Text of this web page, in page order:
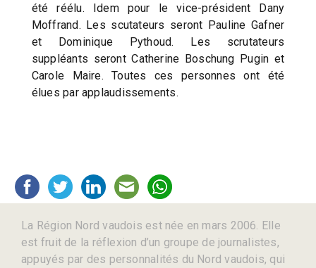
été réélu. Idem pour le vice-président Dany
Moffrand. Les scutateurs seront Pauline Gafner
et Dominique Pythoud. Les scrutateurs
suppléants seront Catherine Boschung Pugin et
Carole Maire. Toutes ces personnes ont été
élues par applaudissements.
La Région Nord vaudois est née en mars 2006. Elle
est fruit de la réflexion d’un groupe de journalistes,
appuyés par des personnalités du Nord vaudois, qui